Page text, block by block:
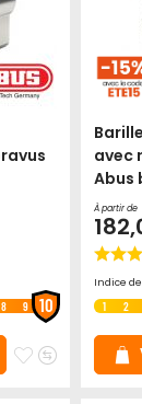
8 9 10
AjouterAjouter
avec
Abus
À partir de
Indice
1 2